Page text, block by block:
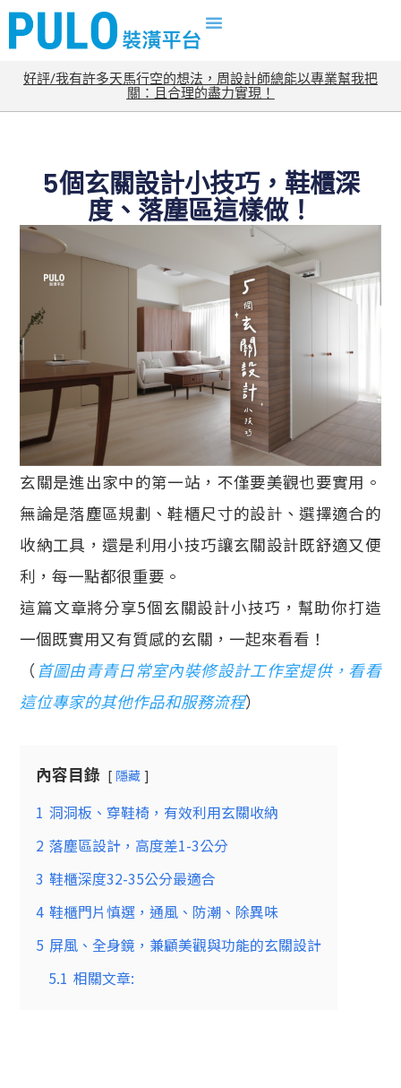
好評/我有許多天馬行空的想法，周設計師總能以專業幫我把
關：且合理的盡力實現！
5個玄關設計小技巧，鞋櫃深
度、落塵區這樣做！
玄關是進出家中的第一站，不僅要美觀也要實用。
無論是落塵區規劃、鞋櫃尺寸的設計、選擇適合的
收納工具，還是利用小技巧讓玄關設計既舒適又便
利，每一點都很重要。
這篇文章將分享5個玄關設計小技巧，幫助你打造
一個既實用又有質感的玄關，一起來看看！
（ 首圖由青青日常室內裝修設計工作室提供，看看
這位專家的其他作品和服務流程）
內容目錄 隱藏
1 洞洞板、穿鞋椅，有效利用玄關收納
2 落塵區設計，高度差1-3公分
3 鞋櫃深度32-35公分最適合
4 鞋櫃門片慎選，通風、防潮、除異味
5 屏風、全身鏡，兼顧美觀與功能的玄關設計
5.1 相關文章: